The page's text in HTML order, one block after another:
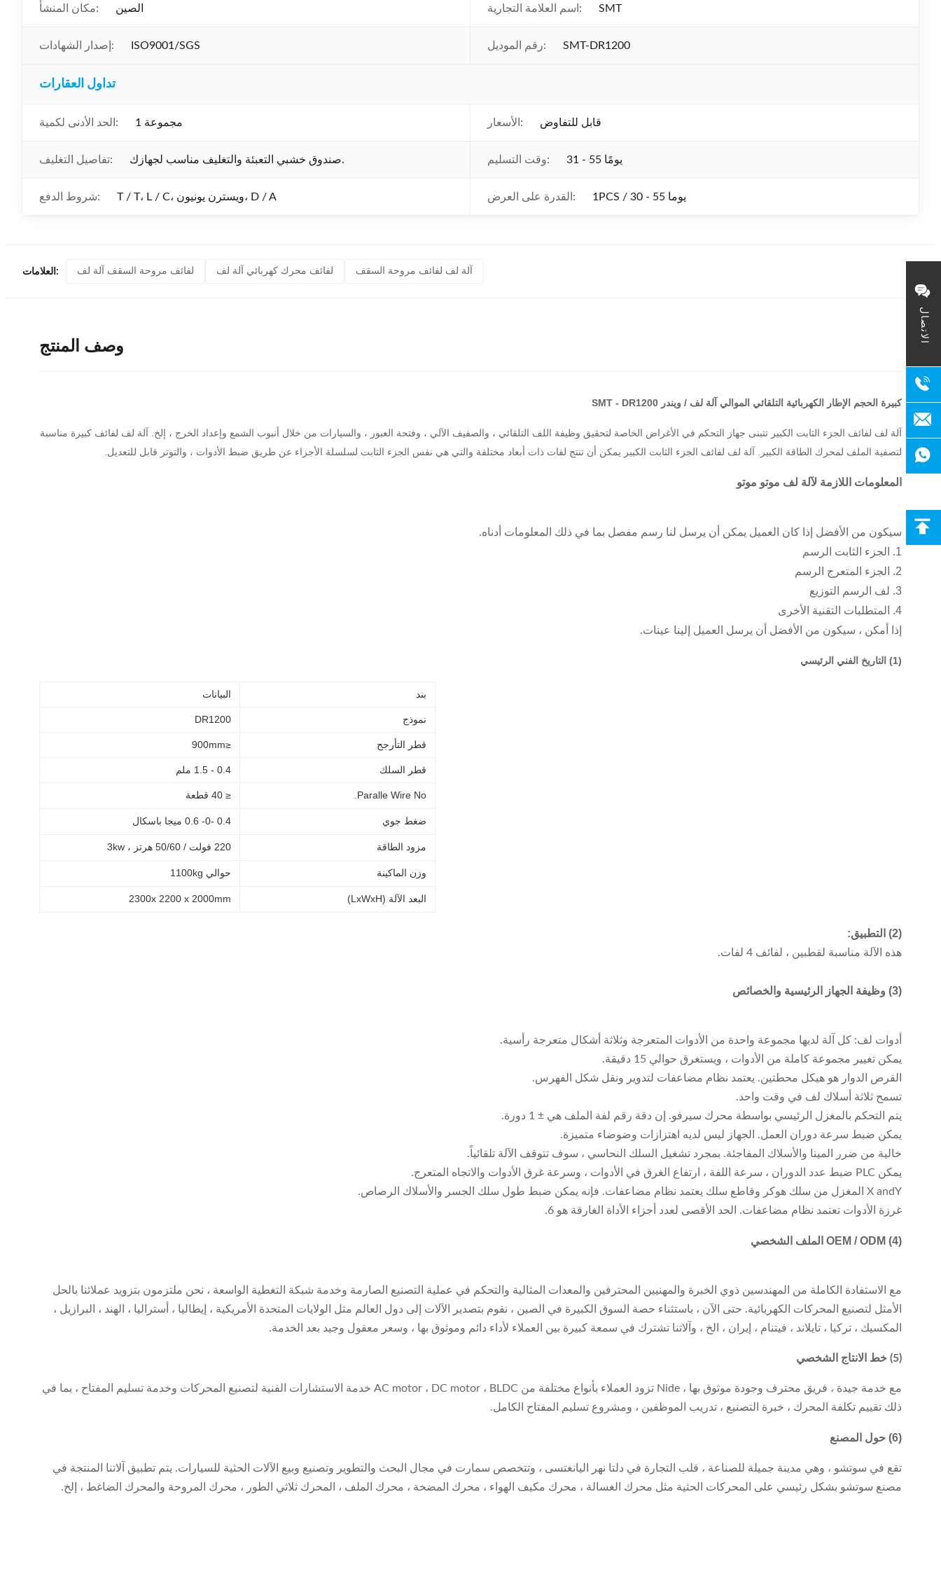
الاتصال
مكان المنشأ: الصين اسم العلامة التجارية: SMT
إصدار الشهادات: ISO9001/SGS رقم الموديل: SMT-DR1200
تداول العقارات
الحد الأدنى لكمية: 1 مجموعة الأسعار: قابل للتفاوض
تفاصيل التغليف: صندوق خشبي التعبئة والتغليف مناسب لجهازك. وقت التسليم: 31 - 55 يومًا
شروط الدفع: T / T، L / C، ويسترن يونيون، D / A القدرة على العرض: 1PCS / 30 - 55 يوما
العلامات: لفائف مروحة السقف آلة لف لفائف محرك كهربائي آلة لف آلة لف لفائف مروحة السقف
وصف المنتج
كبيرة الحجم الإطار الكهربائية التلقائي الموالي آلة لف / ويندر SMT - DR1200
آلة لف لفائف الجزء الثابت الكبير تتبنى جهاز التحكم في الأغراض الخاصة لتحقيق وظيفة اللف التلقائي ، والصفيف الآلي ، وفتحة العبور ، والسيارات من خلال أنبوب الشمع وإعداد الخرج ، إلخ. آلة لف لفائف كبيرة مناسبة
لتصفية الملف لمحرك الطاقة الكبير.
آلة لف لفائف الجزء الثابت الكبير يمكن أن تنتج لفات ذات أبعاد مختلفة والتي هي نفس الجزء الثابت لسلسلة الأجزاء عن طريق ضبط الأدوات ، والتوتر قابل للتعديل.
المعلومات اللازمة لآلة لف موتو موتو
سيكون من الأفضل إذا كان العميل يمكن أن يرسل لنا رسم مفصل بما في ذلك المعلومات أدناه.
1. الجزء الثابت الرسم
2. الجزء المتعرج الرسم
3. لف الرسم التوزيع
4. المتطلبات التقنية الأخرى
إذا أمكن ، سيكون من الأفضل أن يرسل العميل إلينا عينات.
(1) التاريخ الفني الرئيسي
بند البيانات
نموذج DR1200
قطر التأرجح ≤900mm
قطر السلك 0.4 - 1.5 ملم
Paralle Wire No. ≤ 40 قطعة
ضغط جوي 0.4 -0- 0.6 ميجا باسكال
مزود الطاقة 220 فولت / 50/60 هرتز ، 3kw
وزن الماكينة حوالي 1100kg
البعد الآلة (LxWxH) 2300x 2200 x 2000mm
(2) التطبيق:
هذه الآلة مناسبة لقطبين ، لفائف 4 لفات.
(3) وظيفة الجهاز الرئيسية والخصائص
أدوات لف: كل آلة لديها مجموعة واحدة من الأدوات المتعرجة وثلاثة أشكال متعرجة رأسية.
يمكن تغيير مجموعة كاملة من الأدوات ، ويستغرق حوالي 15 دقيقة.
القرص الدوار هو هيكل محطتين. يعتمد نظام مضاعفات لتدوير ونقل شكل الفهرس.
تسمح ثلاثة أسلاك لف في وقت واحد.
يتم التحكم بالمغزل الرئيسي بواسطة محرك سيرفو. إن دقة رقم لفة الملف هي ± 1 دورة.
يمكن ضبط سرعة دوران العمل. الجهاز ليس لديه اهتزازات وضوضاء متميزة.
خالية من ضرر المينا والأسلاك المفاجئة. بمجرد تشغيل السلك النحاسي ، سوف تتوقف الآلة تلقائياً.
يمكن PLC ضبط عدد الدوران ، سرعة اللفة ، ارتفاع الغرق في الأدوات ، وسرعة غرق الأدوات والاتجاه المتعرج.
X andY المغزل من سلك هوكر وقاطع سلك يعتمد نظام مضاعفات. فإنه يمكن ضبط طول سلك الجسر والأسلاك الرصاص.
غرزة الأدوات تعتمد نظام مضاعفات. الحد الأقصى لعدد أجزاء الأداة الغارقة هو 6.
(4) OEM / ODM الملف الشخصي
مع الاستفادة الكاملة من المهندسين ذوي الخبرة والمهنيين المحترفين والمعدات المثالية والتحكم في عملية التصنيع الصارمة وخدمة شبكة التغطية الواسعة ، نحن ملتزمون بتزويد عملائنا بالحل
الأمثل لتصنيع المحركات الكهربائية. حتى الآن ، باستثناء حصة السوق الكبيرة في الصين ، نقوم بتصدير الآلات إلى دول العالم مثل الولايات المتحدة الأمريكية ، إيطاليا ، أستراليا ، الهند ، البرازيل ،
المكسيك ، تركيا ، تايلاند ، فيتنام ، إيران ، الخ ، وآلاتنا تشترك في سمعة كبيرة بين العملاء لأداء دائم وموثوق بها ، وسعر معقول وجيد بعد الخدمة.
(5) خط الانتاج الشخصي
مع خدمة جيدة ، فريق محترف وجودة موثوق بها ، Nide تزود العملاء بأنواع مختلفة من AC motor ، DC motor ، BLDC خدمة الاستشارات الفنية لتصنيع المحركات وخدمة تسليم المفتاح ، بما في
ذلك تقييم تكلفة المحرك ، خبرة التصنيع ، تدريب الموظفين ، ومشروع تسليم المفتاح الكامل.
(6) حول المصنع
تقع في سوتشو ، وهي مدينة جميلة للصناعة ، قلب التجارة في دلتا نهر اليانغتسى ، وتتخصص سمارت في مجال البحث والتطوير وتصنيع وبيع الآلات الحثية للسيارات. يتم تطبيق آلاتنا المنتجة في
مصنع سوتشو بشكل رئيسي على المحركات الحثية مثل محرك الغسالة ، محرك مكيف الهواء ، محرك المضخة ، محرك الملف ، المحرك ثلاثي الطور ، محرك المروحة والمحرك الضاغط ، إلخ.